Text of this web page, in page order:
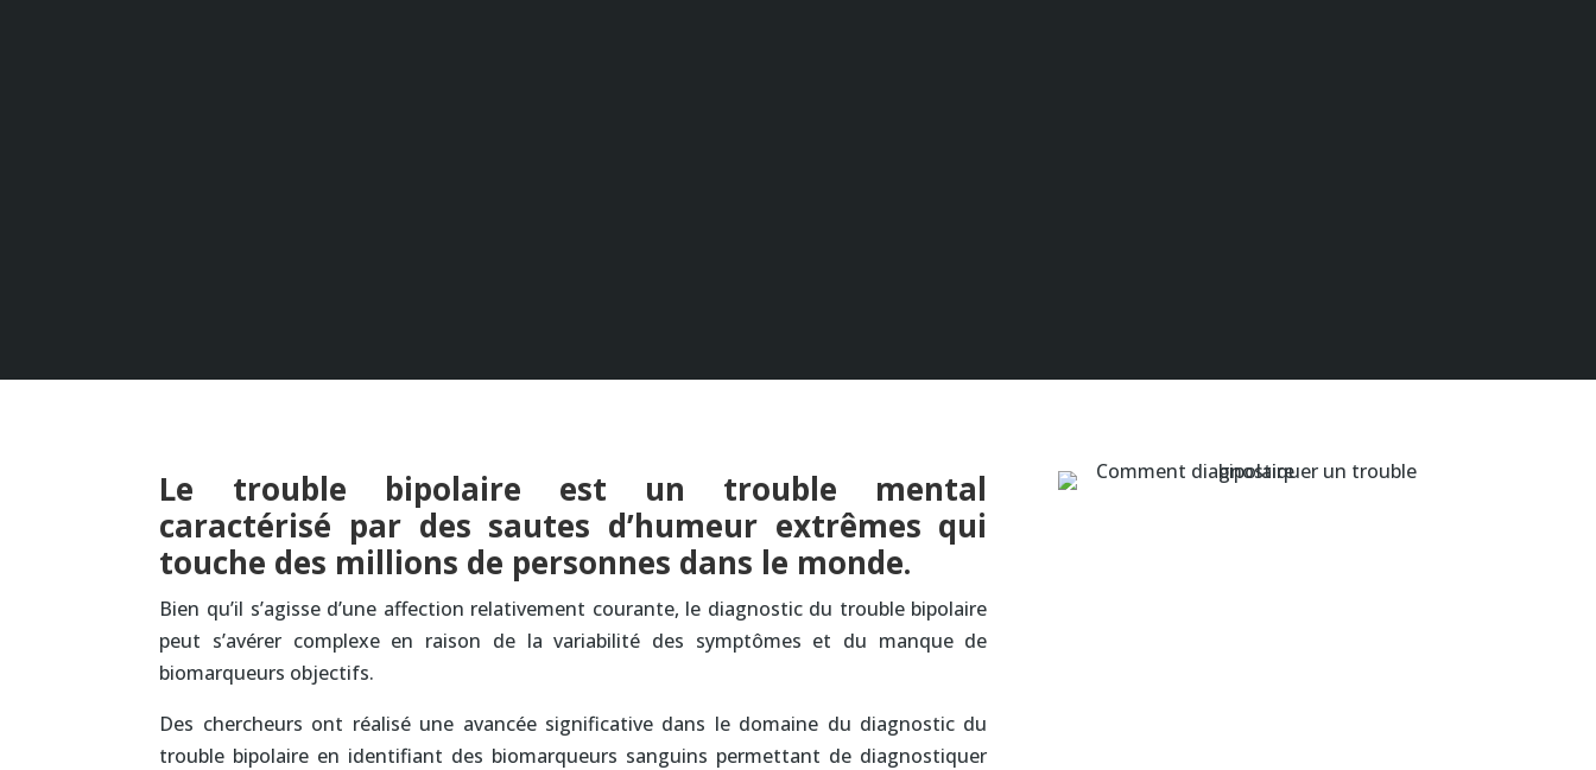
Le trouble bipolaire est un trouble mental
caractérisé par des sautes d’humeur extrêmes qui
touche des millions de personnes dans le monde.
Bien qu’il s’agisse d’une affection relativement courante, le diagnostic du trouble bipolaire
peut s’avérer complexe en raison de la variabilité des symptômes et du manque de
biomarqueurs objectifs.
Des chercheurs ont réalisé une avancée significative dans le domaine du diagnostic du
trouble bipolaire en identifiant des biomarqueurs sanguins permettant de diagnostiquer